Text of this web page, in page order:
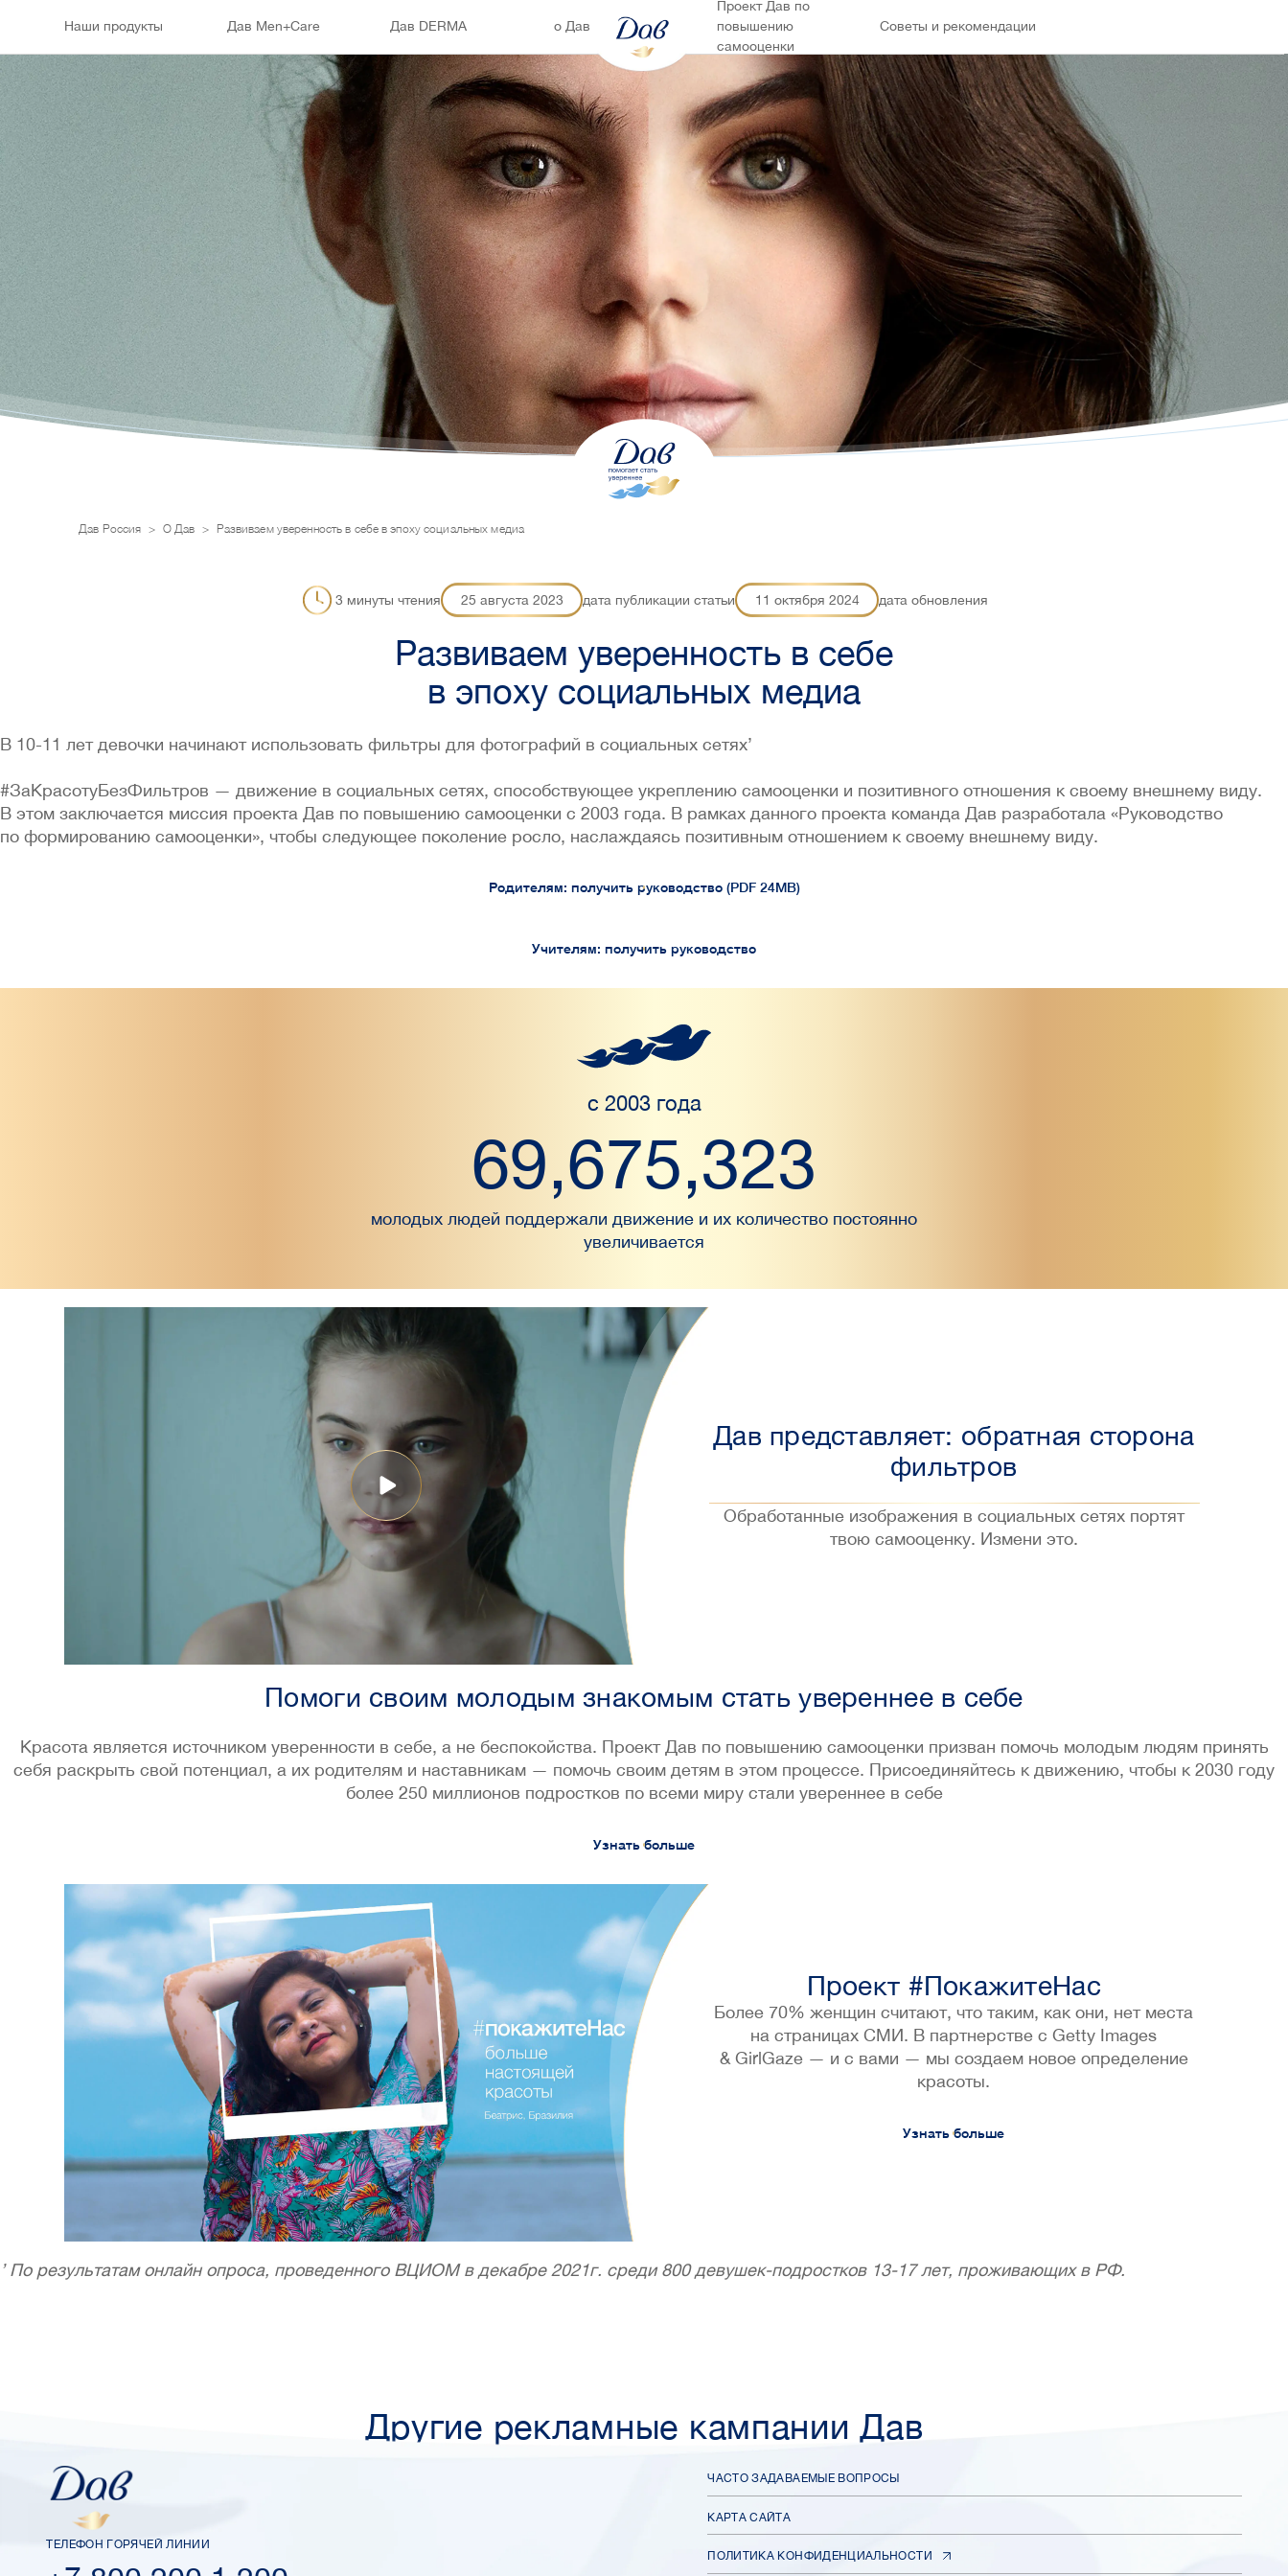
Наши продукты Дав Men+Care Дав DERMA о Дав
Проект Дав по
повышению
самооценки
Советы и рекомендации
Дав Россия О Дав Развиваем уверенность в себе в эпоху социальных медиа
3 минуты чтения 25 августа 2023 дата публикации статьи 11 октября 2024 дата обновления
Развиваем уверенность в себе
в эпоху социальных медиа
В 10-11 лет девочки начинают использовать фильтры для фотографий в социальных сетях’
#ЗаКрасотуБезФильтров — движение в социальных сетях, способствующее укреплению самооценки и позитивного отношения к своему внешнему виду.
В этом заключается миссия проекта Дав по повышению самооценки с 2003 года. В рамках данного проекта команда Дав разработала «Руководство
по формированию самооценки», чтобы следующее поколение росло, наслаждаясь позитивным отношением к своему внешнему виду.
Родителям: получить руководство (PDF 24MB)
Учителям: получить руководство
с 2003 года
69,675,323
молодых людей поддержали движение и их количество постоянно
увеличивается
Дав представляет: обратная сторона
фильтров
Обработанные изображения в социальных сетях портят
твою самооценку. Измени это.
Помоги своим молодым знакомым стать увереннее в себе
Красота является источником уверенности в себе, а не беспокойства. Проект Дав по повышению самооценки призван помочь молодым людям принять
себя раскрыть свой потенциал, а их родителям и наставникам — помочь своим детям в этом процессе. Присоединяйтесь к движению, чтобы к 2030 году
более 250 миллионов подростков по всеми миру стали увереннее в себе
Узнать больше
Проект #ПокажитеНас
Более 70% женщин считают, что таким, как они, нет места
на страницах СМИ. В партнерстве с Getty Images
& GirlGaze — и с вами — мы создаем новое определение
красоты.
Узнать больше
’ По результатам онлайн опроса, проведенного ВЦИОМ в декабре 2021г. среди 800 девушек-подростков 13-17 лет, проживающих в РФ.
Другие рекламные кампании Дав
ТЕЛЕФОН ГОРЯЧЕЙ ЛИНИИ
ЧАСТО ЗАДАВАЕМЫЕ ВОПРОСЫ
КАРТА САЙТА
ПОЛИТИКА КОНФИДЕНЦИАЛЬНОСТИ